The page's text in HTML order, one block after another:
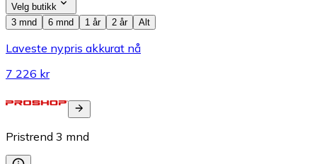
Velg butikk
3 mnd
6 mnd 1 år 2 år Alt
Laveste nypris akkurat nå
7 226 kr
Pristrend 3 mnd